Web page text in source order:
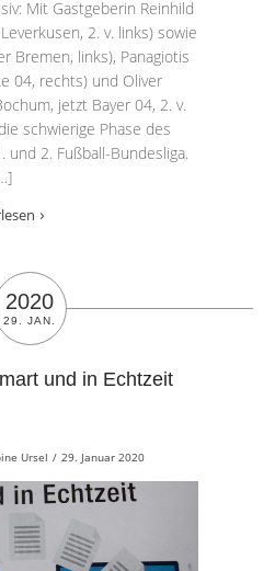
Mit Gastgeberin Reinhild
2. v. links) sowie
Bremen, links), Panagiotis
04, rechts) und Oliver
jetzt Bayer 04, 2. v.
schwierige Phase des
und 2. Fußball-Bundesliga.
2020
29. JAN.
und in Echtzeit
Ursel / 29. Januar 2020